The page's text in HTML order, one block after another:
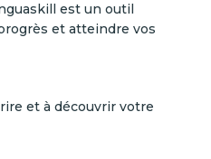
est un outil
et atteindre vos
et à découvrir votre